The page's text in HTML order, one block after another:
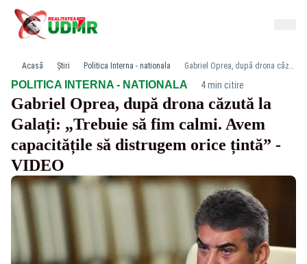
Acasă Știri Politica Interna - nationala Gabriel Oprea, după drona căzută la Galați: „Trebuie să fim calmi. Avem capacitățile să distrugem orice țintă” - VIDEO
POLITICA INTERNA - NATIONALA· 4 min citire
Gabriel Oprea, după drona căzută la
Galați: „Trebuie să fim calmi. Avem
capacitățile să distrugem orice țintă” -
VIDEO